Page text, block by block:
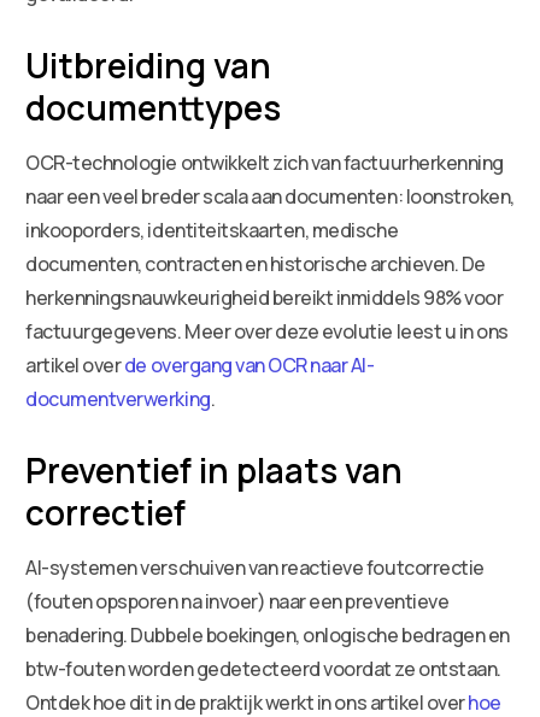
Uitbreiding van
documenttypes
OCR-technologie ontwikkelt zich van factuurherkenning
naar een veel breder scala aan documenten: loonstroken,
inkooporders, identiteitskaarten, medische
documenten, contracten en historische archieven. De
herkenningsnauwkeurigheid bereikt inmiddels 98% voor
factuurgegevens. Meer over deze evolutie leest u in ons
artikel overde overgang van OCR naar AI-
documentverwerking.
Preventief in plaats van
correctief
AI-systemen verschuiven van reactieve foutcorrectie
(fouten opsporen na invoer) naar een preventieve
benadering. Dubbele boekingen, onlogische bedragen en
btw-fouten worden gedetecteerd voordat ze ontstaan.
Ontdek hoe dit in de praktijk werkt in ons artikel overhoe